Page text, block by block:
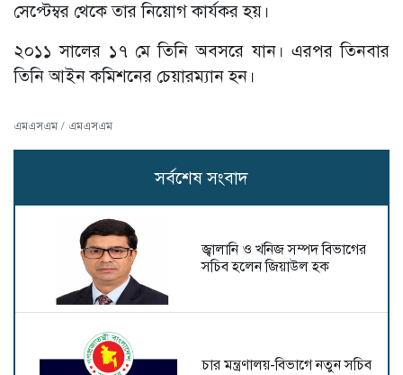
সেপ্টেম্বর থেকে তার নিয়োগ কার্যকর হয়।
২০১১ সালের ১৭ মে তিনি অবসরে যান। এরপর তিনবার
তিনি আইন কমিশনের চেয়ারম্যান হন।
এমএসএম / এমএসএম
সর্বশেষ সংবাদ
জ্বালানি ও খনিজ সম্পদ বিভাগের
সচিব হলেন জিয়াউল হক
চার মন্ত্রণালয়-বিভাগে নতুন সচিব